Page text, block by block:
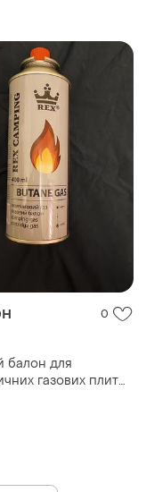
0
балон для
газових плит